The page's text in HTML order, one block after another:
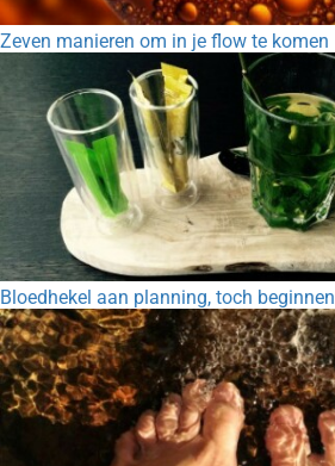
Zeven manieren om in je flow te komen
Bloedhekel aan planning, toch beginnen